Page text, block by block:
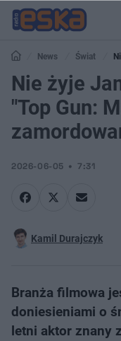
News Świat
został zamordowany
Nie żyje
"Top Gun:
2026-06-05 7:31
Kamil Durajczyk
Branża filmowa
doniesieniami o
letni aktor znany